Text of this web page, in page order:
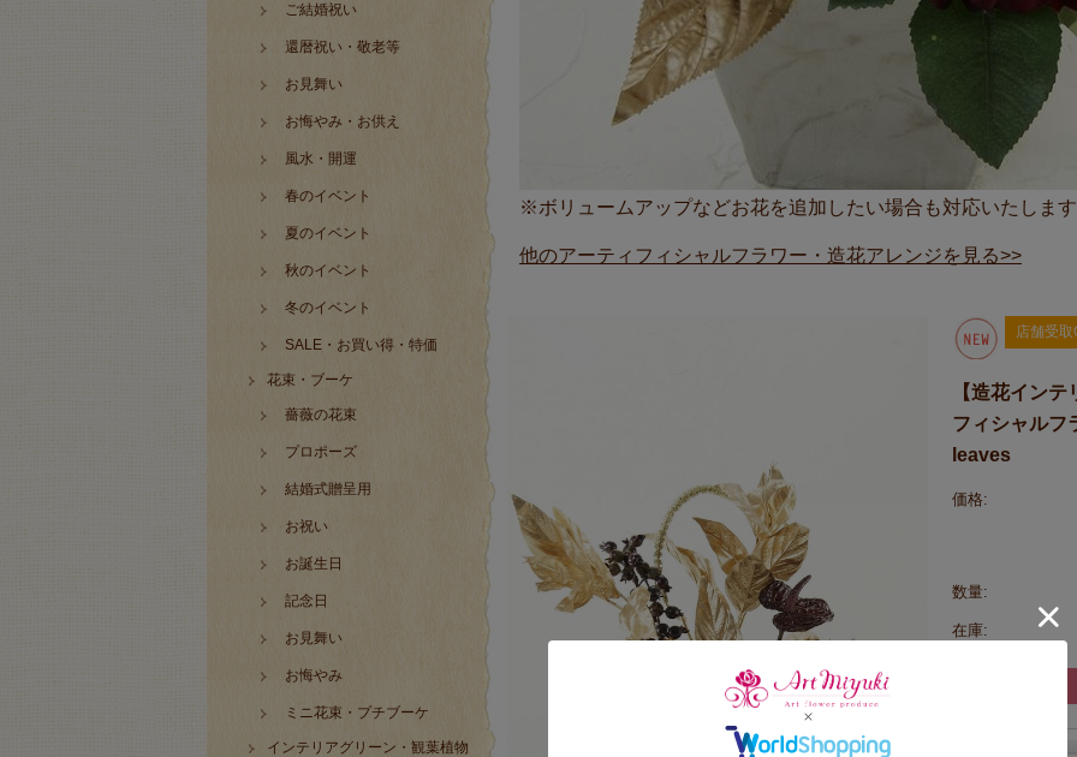
※ボリュームアップなどお花を追加したい場合も対応いたしま
他のアーティフィシャルフラワー・造花アレンジを見る>>
店舗受取
【造花イン
フィシャルフ
leaves
価格:
数量:
在庫:
ご結婚祝い
還暦祝い・敬老等
お見舞い
お悔やみ・お供え
風水・開運
春のイベント
夏のイベント
秋のイベント
冬のイベント
SALE・お買い得・特価
花束・ブーケ
薔薇の花束
プロポーズ
結婚式贈呈用
お祝い
お誕生日
記念日
お見舞い
お悔やみ
ミニ花束・プチブーケ
インテリアグリーン・観葉植物